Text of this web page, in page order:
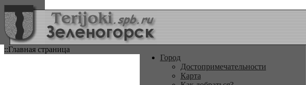
::Главная страница
Город
Достопримечательности
Карта